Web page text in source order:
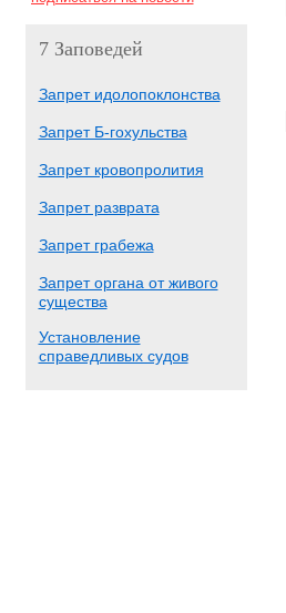
7 Заповедей
Запрет идолопоклонства
Запрет Б-гохульства
Запрет кровопролития
Запрет разврата
Запрет грабежа
Запрет органа от живого
существа
Установление
справедливых судов